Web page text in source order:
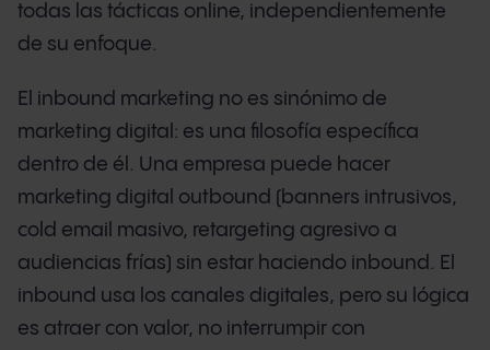
todas las tácticas online, independientemente
de su enfoque.
El inbound marketing no es sinónimo de
marketing digital: es una filosofía específica
dentro de él. Una empresa puede hacer
marketing digital outbound (banners intrusivos,
cold email masivo, retargeting agresivo a
audiencias frías) sin estar haciendo inbound. El
inbound usa los canales digitales, pero su lógica
es atraer con valor, no interrumpir con